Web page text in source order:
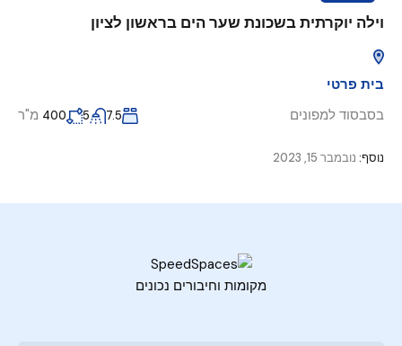
וילה יוקרתית בשכונת שער הים בראשון לציון
בית פרטי
בסבסוד למפונים
7.5
5
400 מ"ר
נוסף: נובמבר 15, 2023
מקומות וחיבורים נכונים